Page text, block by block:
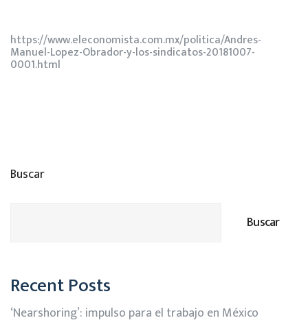
https://www.eleconomista.com.mx/politica/Andres-
Manuel-Lopez-Obrador-y-los-sindicatos-20181007-
0001.html
Buscar
Buscar
Recent Posts
‘Nearshoring’: impulso para el trabajo en México